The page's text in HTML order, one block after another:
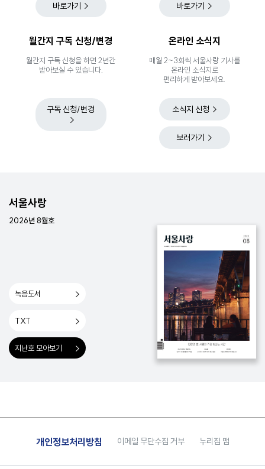
바로가기 바로가기
월간지 구독 신청/변경
월간지 구독 신청을 하면 2년간
받아보실 수 있습니다.
구독 신청/변경
온라인 소식지
매월 2~3회씩 서울사랑 기사를
온라인 소식지로
편리하게 받아보세요.
소식지 신청
보러가기
서울사랑
2026년 8월호
녹음도서
TXT
지난호 모아보기
개인정보처리방침 이메일 무단수집 거부 누리집 맵